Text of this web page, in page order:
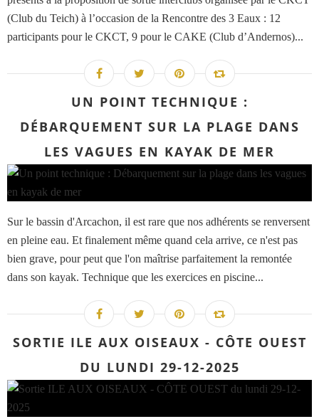
(Club du Teich) à l’occasion de la Rencontre des 3 Eaux : 12
participants pour le CKCT, 9 pour le CAKE (Club d’Andernos)...
UN POINT TECHNIQUE :
DÉBARQUEMENT SUR LA PLAGE DANS
LES VAGUES EN KAYAK DE MER
Sur le bassin d'Arcachon, il est rare que nos adhérents se renversent
en pleine eau. Et finalement même quand cela arrive, ce n'est pas
bien grave, pour peut que l'on maîtrise parfaitement la remontée
dans son kayak. Technique que les exercices en piscine...
SORTIE ILE AUX OISEAUX - CÔTE OUEST
DU LUNDI 29-12-2025